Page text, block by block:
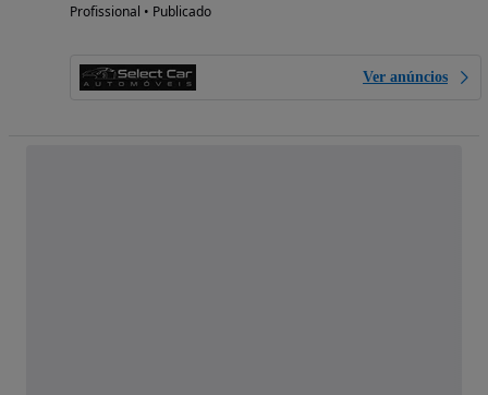
Profissional • Publicado
Ver anúncios